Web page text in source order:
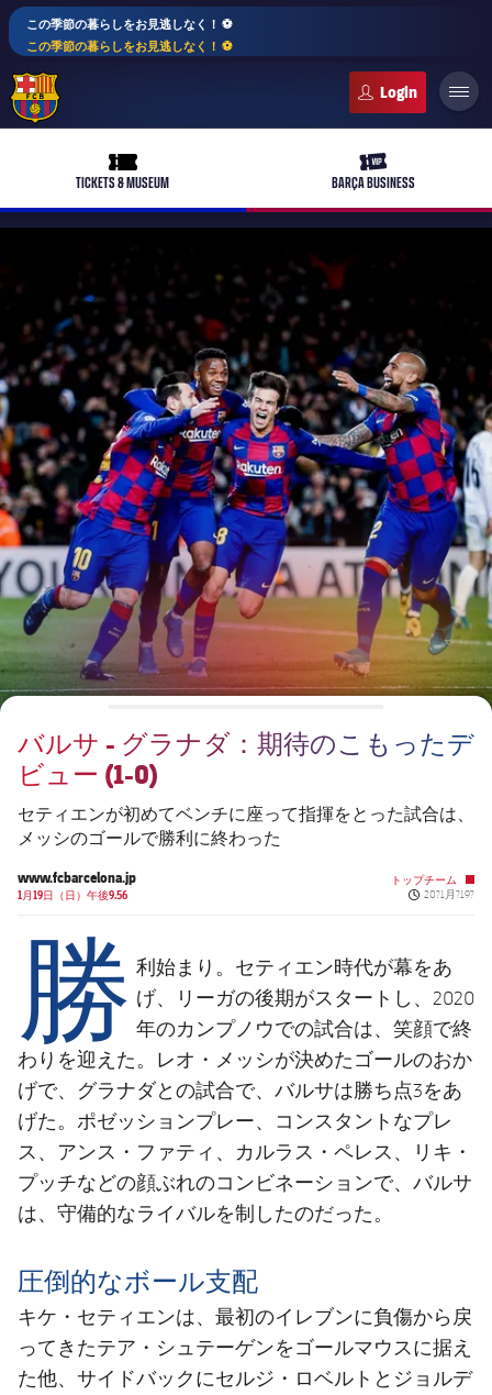
この季節の暮らしをお見逃しなく！ ⚽️
この季節の暮らしをお見逃しなく！ ⚽️
ticket-full
TICKETS & MUSEUM
ticket-vip
BARÇA BUSINESS
plusicon
label.aria.plus
バルサアカデミー
plusicon
label.aria.plus
10年毎
会長
レジェンド
監督
plusicon
label.aria.plus
プレスパス
Facilities
PLUSICON
LABEL.ARIA.PLUS
トップチーム
女子サッカー
plusicon
label.aria.plus
スケジュール
チケット
結果
順位表
バルサAtlètic
plusicon
label.aria.plus
スケジュール
チケット
結果
順位表
PLUSICON
LABEL.ARIA.PLUS
トップチーム
plusicon
label.aria.plus
スケジュール
チケット
結果
順位表
PLUSICON
LABEL.ARIA.PLUS
トップチーム
スケジュール
チケット
結果
PLUSICON
LABEL.ARIA.PLUS
トップチーム
plusicon
label.aria.plus
スケジュール
結果
順位表
PLUSICON
LABEL.ARIA.PLUS
トップチーム
plusicon
label.aria.plus
スケジュール
チケット
結果
順位表
バルサ - グラナダ：期待のこもったデ
ビュー (1-0)
セティエンが初めてベンチに座って指揮をとった試合は、
メッシのゴールで勝利に終わった
www.fcbarcelona.jp
1月19日（日）午後9.56
トップチーム
Published
20?1月?19?
勝 利始まり。セティエン時代が幕をあ
げ、リーガの後期がスタートし、2020
年のカンプノウでの試合は、笑顔で終
わりを迎えた。レオ・メッシが決めたゴールのおか
げで、グラナダとの試合で、バルサは勝ち点3をあ
げた。ポゼッションプレー、コンスタントなプレ
ス、アンス・ファティ、カルラス・ペレス、リキ・
プッチなどの顔ぶれのコンビネーションで、バルサ
は、守備的なライバルを制したのだった。
圧倒的なボール支配
キケ・セティエンは、最初のイレブンに負傷から戻
ってきたテア・シュテーゲンをゴールマウスに据え
た他、サイドバックにセルジ・ロベルトとジョルデ